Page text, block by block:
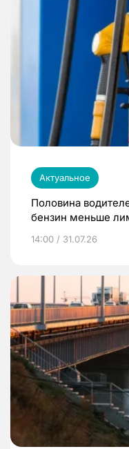
Актуальное
Половина
бензин меньше
14:00 / 31.07.26